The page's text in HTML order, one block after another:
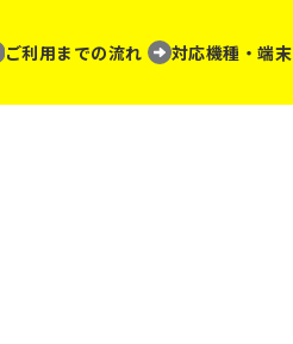
ご利用までの流れ 対応機種・端末